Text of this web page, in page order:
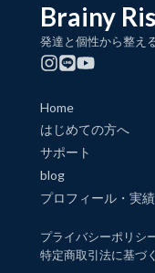
Brainy
発達と個性から整え
Home
はじめての方へ
サポート
blog
プロフィール・実績
プライバシーポリシ
特定商取引法に基づ